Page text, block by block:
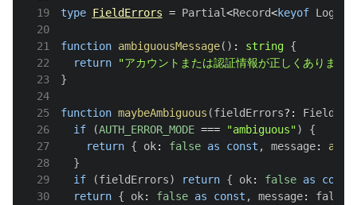
19
type FieldErrors = Partial<Record<keyof
20
21
function ambiguousMessage( ) : string {
22
return
"アカウントまたは認証情報が正しくありませ
23
}
24
25
function maybeAmbiguous (fieldErrors? :
26
if (AUTH_ERROR_MODE === "ambiguous")
{
27
return { ok: false as const , message:
28
}
29
if (fieldErrors) return { ok: false as const
30
return { ok: false as const , message: